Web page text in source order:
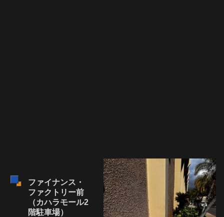
ファイナンス・
ファクトリー前
（カハラモール2
階駐車場）